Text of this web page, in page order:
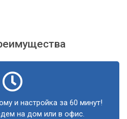
и настройка за 60 минут!
на дом или в офис.